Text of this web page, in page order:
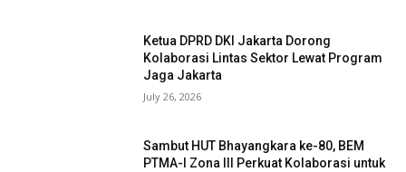
Ketua DPRD DKI Jakarta Dorong
Kolaborasi Lintas Sektor Lewat Program
Jaga Jakarta
July 26, 2026
Sambut HUT Bhayangkara ke-80, BEM
PTMA-I Zona III Perkuat Kolaborasi untuk